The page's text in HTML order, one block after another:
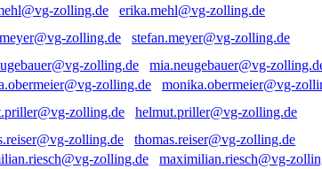
erika.mehl@vg-zolling.de
stefan.meyer@vg-zolling.de
mia.neugebauer@vg-
monika.obermeier@vg-
helmut.priller@vg-zolling.de
thomas.reiser@vg-zolling.de
maximilian.riesch@vg-